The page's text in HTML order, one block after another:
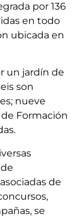
por 136
en todo
ubicada en
un jardín de
son
nueve
Formación
de
se